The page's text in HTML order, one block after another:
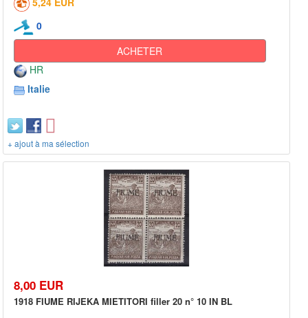
0
ACHETER
HR
Italie
+ ajout à ma sélection
8,00 EUR
1918 FIUME RIJEKA MIETITORI filler 20 n° 10 IN BL